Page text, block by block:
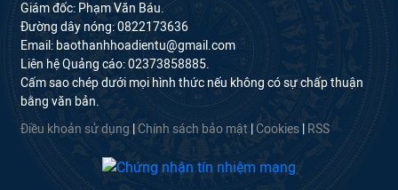
Giám đốc: Phạm Văn Báu.
Đường dây nóng: 0822173636
Email: baothanhhoadientu@gmail.com
Liên hệ Quảng cáo: 02373858885.
Cấm sao chép dưới mọi hình thức nếu không có sự chấp thuận
bằng văn bản.
Điều khoản sử dụng Chính sách bảo mật Cookies RSS